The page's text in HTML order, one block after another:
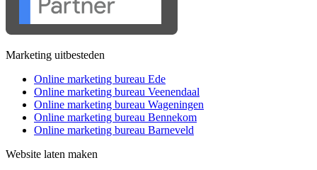
Marketing uitbesteden
Online marketing bureau Ede
Online marketing bureau Veenendaal
Online marketing bureau Wageningen
Online marketing bureau Bennekom
Online marketing bureau Barneveld
Website laten maken